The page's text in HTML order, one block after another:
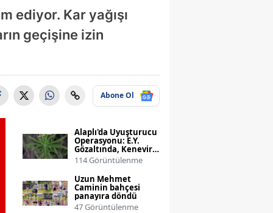
ediyor. Kar yağışı
geçişine izin
Abone Ol
Alaplı'da Uyuşturucu
Operasyonu: E.Y.
Gözaltında, Kenevir
ve Esrar Ele Geçirildi
114 Görüntülenme
Uzun Mehmet
Caminin bahçesi
panayıra döndü
47 Görüntülenme